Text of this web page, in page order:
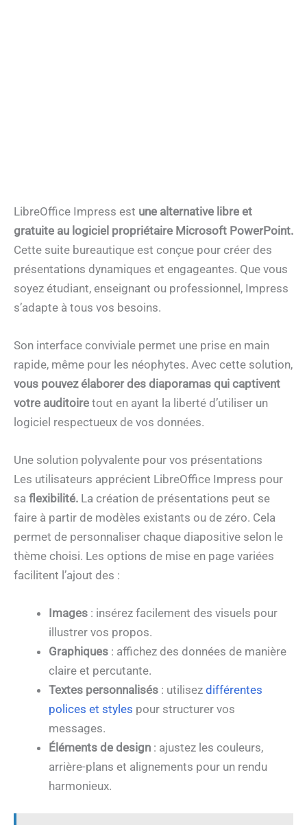
LibreOffice Impress est une alternative libre et
gratuite au logiciel propriétaire Microsoft PowerPoint.
Cette suite bureautique est conçue pour créer des
présentations dynamiques et engageantes. Que vous
soyez étudiant, enseignant ou professionnel, Impress
s’adapte à tous vos besoins.
Son interface conviviale permet une prise en main
rapide, même pour les néophytes. Avec cette solution,
vous pouvez élaborer des diaporamas qui captivent
votre auditoire tout en ayant la liberté d’utiliser un
logiciel respectueux de vos données.
Une solution polyvalente pour vos présentations
Les utilisateurs apprécient LibreOffice Impress pour
sa flexibilité. La création de présentations peut se
faire à partir de modèles existants ou de zéro. Cela
permet de personnaliser chaque diapositive selon le
thème choisi. Les options de mise en page variées
facilitent l’ajout des :
Images : insérez facilement des visuels pour
illustrer vos propos.
Graphiques : affichez des données de manière
claire et percutante.
Textes personnalisés : utilisez différentes
polices et styles pour structurer vos
messages.
Éléments de design : ajustez les couleurs,
arrière-plans et alignements pour un rendu
harmonieux.